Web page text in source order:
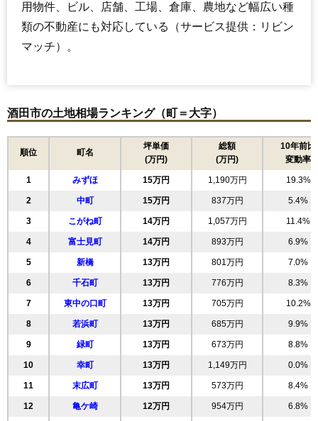
用物件、ビル、店舗、工場、倉庫、農地など幅広い種
類の不動産にも対応している（サービス提供：リビン
マッチ）。
酒田市の土地相場ランキング（町＝大字）
順位 町名
坪単価
(万円)
総額
(万円)
10年前比
変動率
1 みずほ 15万円 1,190万円 19.3%
2 中町 15万円 837万円 5.4%
3 こがね町 14万円 1,057万円 11.4%
4 富士見町 14万円 893万円 6.9%
5 新橋 13万円 801万円 7.0%
6 千石町 13万円 776万円 8.3%
7 東中の口町 13万円 705万円 10.2%
8 若浜町 13万円 685万円 9.9%
9 緑町 13万円 673万円 8.8%
10 幸町 13万円 1,149万円 0.0%
11 末広町 13万円 573万円 8.4%
12 亀ケ崎 12万円 954万円 6.8%